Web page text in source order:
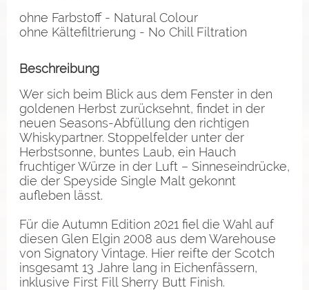
ohne Farbstoff - Natural Colour
ohne Kältefiltrierung - No Chill Filtration
Beschreibung
Wer sich beim Blick aus dem Fenster in den
goldenen Herbst zurücksehnt, findet in der
neuen Seasons-Abfüllung den richtigen
Whiskypartner. Stoppelfelder unter der
Herbstsonne, buntes Laub, ein Hauch
fruchtiger Würze in der Luft – Sinneseindrücke,
die der Speyside Single Malt gekonnt
aufleben lässt.
Für die Autumn Edition 2021 fiel die Wahl auf
diesen Glen Elgin 2008 aus dem Warehouse
von Signatory Vintage. Hier reifte der Scotch
insgesamt 13 Jahre lang in Eichenfässern,
inklusive First Fill Sherry Butt Finish.